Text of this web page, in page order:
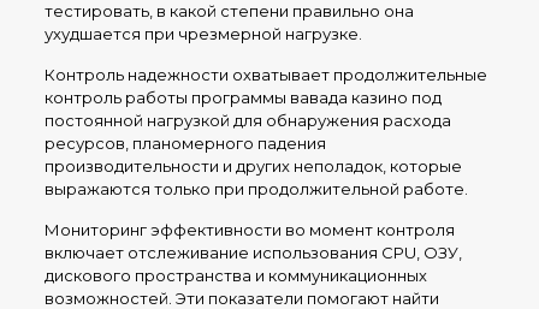
тестировать, в какой степени правильно она
ухудшается при чрезмерной нагрузке.
Контроль надежности охватывает продолжительные
контроль работы программы вавада казино под
постоянной нагрузкой для обнаружения расхода
ресурсов, планомерного падения
производительности и других неполадок, которые
выражаются только при продолжительной работе.
Мониторинг эффективности во момент контроля
включает отслеживание использования CPU, ОЗУ,
дискового пространства и коммуникационных
возможностей. Эти показатели помогают найти